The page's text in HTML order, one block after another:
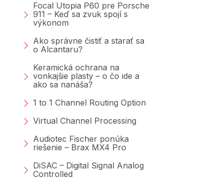
Focal Utopia P60 pre Porsche
911 – Keď sa zvuk spojí s
výkonom
Ako správne čistiť a starať sa
o Alcantaru?
Keramická ochrana na
vonkajšie plasty – o čo ide a
ako sa nanáša?
1 to 1 Channel Routing Option
Virtual Channel Processing
Audiotec Fischer ponúka
riešenie – Brax MX4 Pro
DiSAC – Digital Signal Analog
Controlled